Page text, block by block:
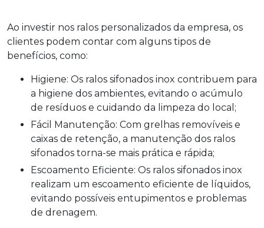
Ao investir nos ralos personalizados da empresa, os
clientes podem contar com alguns tipos de
benefícios, como:
Higiene: Os ralos sifonados inox contribuem para
a higiene dos ambientes, evitando o acúmulo
de resíduos e cuidando da limpeza do local;
Fácil Manutenção: Com grelhas removíveis e
caixas de retenção, a manutenção dos ralos
sifonados torna-se mais prática e rápida;
Escoamento Eficiente: Os ralos sifonados inox
realizam um escoamento eficiente de líquidos,
evitando possíveis entupimentos e problemas
de drenagem.